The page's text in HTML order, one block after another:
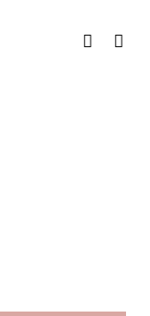
account